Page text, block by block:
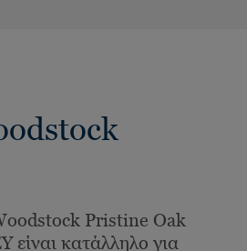
Pristine Oak
είναι κατάλληλο για